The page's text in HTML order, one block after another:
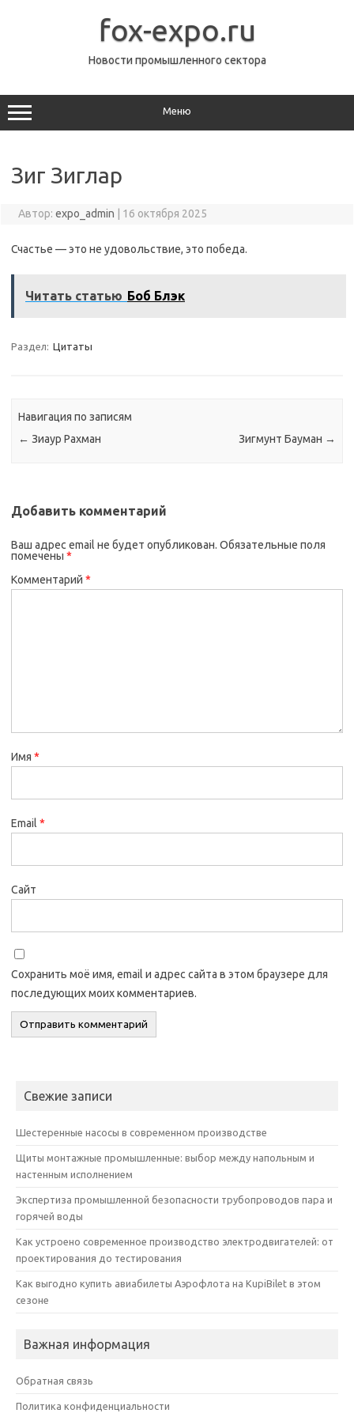
fox-expo.ru
Новости промышленного сектора
Меню
Зиг Зиглар
Автор: expo_admin 16 октября 2025
Счастье — это не удовольствие, это победа.
Читать статью Боб Блэк
Раздел: Цитаты
Навигация по записям
← Зиаур Рахман Зигмунт Бауман →
Добавить комментарий
Ваш адрес email не будет опубликован. Обязательные поля
помечены *
Комментарий *
Имя *
Email *
Сайт
Сохранить моё имя, email и адрес сайта в этом браузере для
последующих моих комментариев.
Свежие записи
Шестеренные насосы в современном производстве
Щиты монтажные промышленные: выбор между напольным и
настенным исполнением
Экспертиза промышленной безопасности трубопроводов пара и
горячей воды
Как устроено современное производство электродвигателей: от
проектирования до тестирования
Как выгодно купить авиабилеты Аэрофлота на KupiBilet в этом
сезоне
Важная информация
Обратная связь
Политика конфиденциальности